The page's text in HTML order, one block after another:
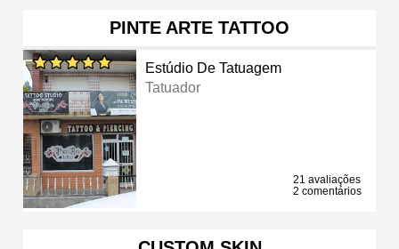
PINTE ARTE TATTOO
Estúdio De Tatuagem
Tatuador
21 avaliações
2 comentários